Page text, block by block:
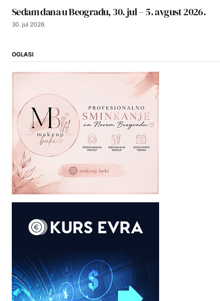
Sedam dana u Beogradu, 30. jul – 5. avgust 2026.
30. jul 2026.
OGLASI